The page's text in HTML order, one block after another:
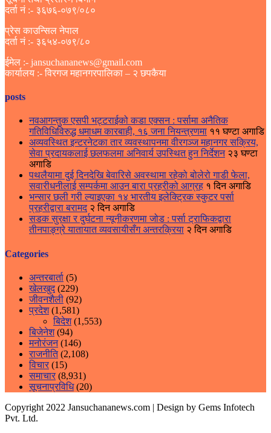
दर्ता नं :- ३६७६-०७९/०८०
प्रेस काउन्सिल नेपाल
दर्ता नं :- ३६५४-०७९/८०
ईमेल :- jansuchananews@gmail.com
कार्यालय :- विरगज महानगरपालिका – २ छपकैया
posts
नवआगन्तुक एसपी भट्टराईको कडा एक्सन : पर्सामा अनैतिक
गतिविधिविरुद्ध धमाधम कारबाही, १६ जना नियन्त्रणमा ११ घण्टा अगाडि
अव्यवस्थित इन्टरनेटका तार व्यवस्थापनमा वीरगञ्ज महानगर सक्रिय,
सेवा प्रदायकलाई छलफलमा अनिवार्य उपस्थित हुन निर्देशन २३ घण्टा
अगाडि
पथलैयामा दुई दिनदेखि बेवारिसे अवस्थामा रहेको बोलेरो गाडी फेला,
सवारीधनीलाई सम्पर्कमा आउन बारा प्रहरीको आग्रह १ दिन अगाडि
भन्सार छली गरी ल्याइएका १४ भारतीय इलेक्ट्रिक स्कुटर पर्सा
प्रहरीद्वारा बरामद २ दिन अगाडि
सडक सुरक्षा र दुर्घटना न्यूनीकरणमा जोड : पर्सा ट्राफिकद्वारा
तीनपाङ्ग्रे यातायात व्यवसायीसँग अन्तरक्रिया २ दिन अगाडि
Categories
अन्तरबार्ता (5)
खेलखुद(229)
जीवनशैली (92)
प्रदेश(1,581)
बिदेश(1,553)
बिजेनेश(94)
मनोरंजन(146)
राजनीति(2,108)
विचार(15)
समाचार(8,931)
सूचनाप्रविधि(20)
Copyright 2022 Jansuchananews.com | Design by Gems Infotech
Pvt. Ltd.